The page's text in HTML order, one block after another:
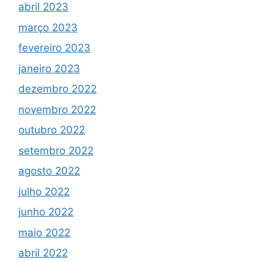
abril 2023
março 2023
fevereiro 2023
janeiro 2023
dezembro 2022
novembro 2022
outubro 2022
setembro 2022
agosto 2022
julho 2022
junho 2022
maio 2022
abril 2022